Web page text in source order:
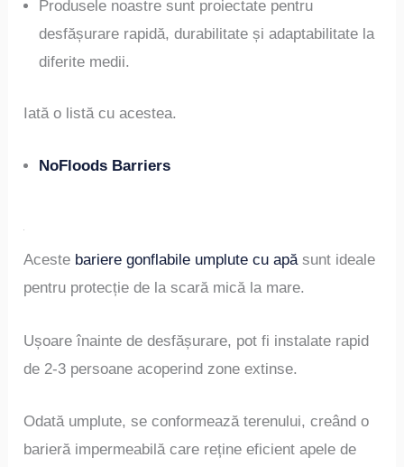
Produsele noastre sunt proiectate pentru
desfășurare rapidă, durabilitate și adaptabilitate la
diferite medii.
Iată o listă cu acestea.
NoFloods Barriers
Aceste bariere gonflabile umplute cu apăsunt ideale
pentru protecție de la scară mică la mare.
Ușoare înainte de desfășurare, pot fi instalate rapid
de 2-3 persoane acoperind zone extinse.
Odată umplute, se conformează terenului, creând o
barieră impermeabilă care reține eficient apele de